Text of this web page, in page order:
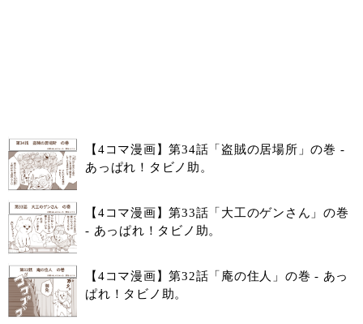
【4コマ漫画】第34話「盗賊の居場所」の巻 -
あっぱれ！タビノ助。
【4コマ漫画】第33話「大工のゲンさん」の巻
- あっぱれ！タビノ助。
【4コマ漫画】第32話「庵の住人」の巻 - あっ
ぱれ！タビノ助。